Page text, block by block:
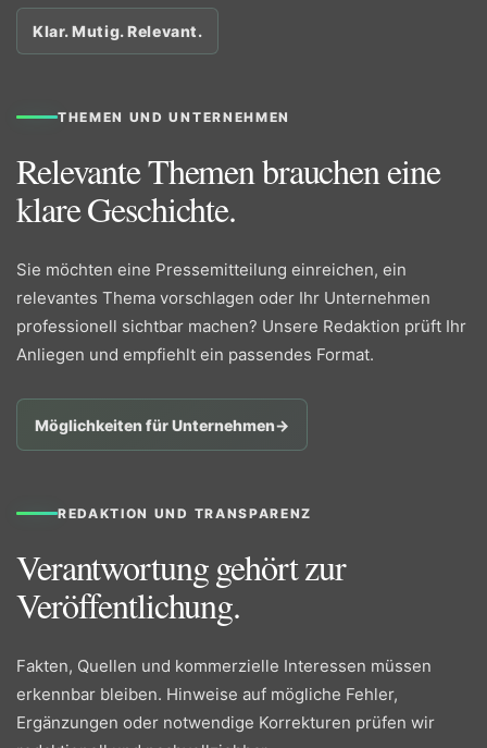
Klar. Mutig. Relevant.
THEMEN UND UNTERNEHMEN
Relevante Themen brauchen eine
klare Geschichte.
Sie möchten eine Pressemitteilung einreichen, ein
relevantes Thema vorschlagen oder Ihr Unternehmen
professionell sichtbar machen? Unsere Redaktion prüft Ihr
Anliegen und empfiehlt ein passendes Format.
Möglichkeiten für Unternehmen→
REDAKTION UND TRANSPARENZ
Verantwortung gehört zur
Veröffentlichung.
Fakten, Quellen und kommerzielle Interessen müssen
erkennbar bleiben. Hinweise auf mögliche Fehler,
Ergänzungen oder notwendige Korrekturen prüfen wir